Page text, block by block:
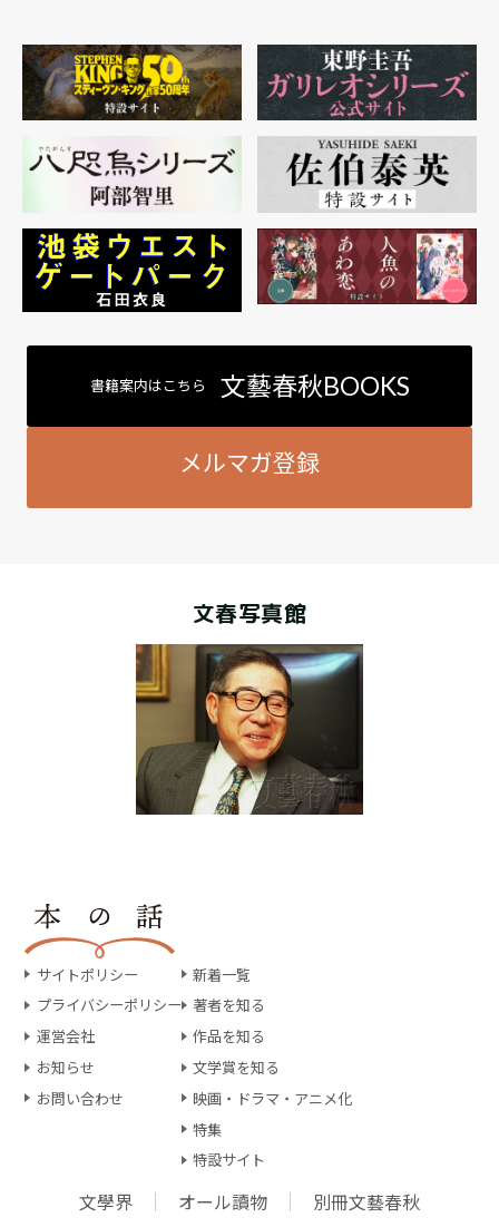
書籍案内はこちら 文藝春秋BOOKS
メルマガ登録
文春写真館
サイトポリシー
プライバシーポリシー
運営会社
お知らせ
お問い合わせ
新着一覧
著者を知る
作品を知る
文学賞を知る
映画・ドラマ・アニメ化
特集
特設サイト
文學界 オール讀物 別冊文藝春秋